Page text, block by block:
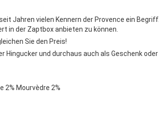
Jahren vielen Kennern der Provence ein Begriff.
in der Zaptbox anbieten zu können.
Sie den Preis!
und durchaus auch als Geschenk oder
2% Mourvèdre 2%